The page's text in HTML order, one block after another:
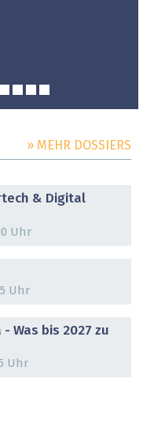
» MEHR DOSSIERS
& Digital
Uhr
Uhr
- Was bis 2027 zu
Uhr